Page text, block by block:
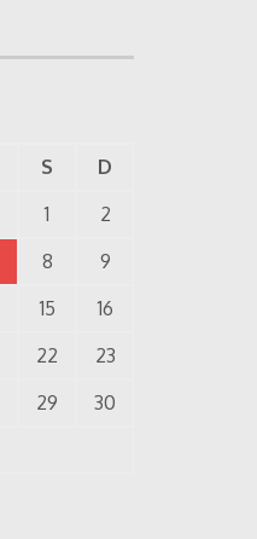
S
D
1
2
8
9
15
16
22
23
29
30